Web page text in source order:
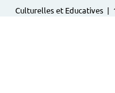
Culturelles et Educatives |